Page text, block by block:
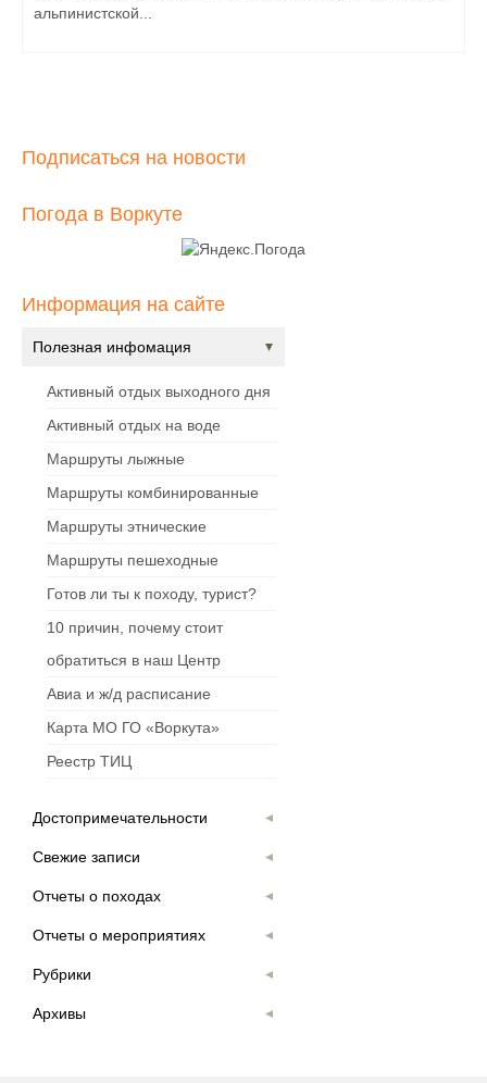
альпинистской...
Подписаться на новости
Погода в Воркуте
Информация на сайте
Полезная инфомация
Активный отдых выходного дня
Активный отдых на воде
Маршруты лыжные
Маршруты комбинированные
Маршруты этнические
Маршруты пешеходные
Готов ли ты к походу, турист?
10 причин, почему стоит
обратиться в наш Центр
Авиа и ж/д расписание
Карта МО ГО «Воркута»
Реестр ТИЦ
Достопримечательности
Свежие записи
Отчеты о походах
Отчеты о мероприятиях
Рубрики
Архивы